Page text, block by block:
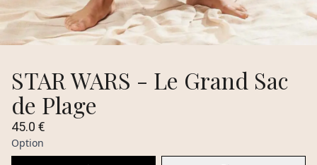
STAR WARS - Le Grand Sac
de Plage
45.0 €
Option